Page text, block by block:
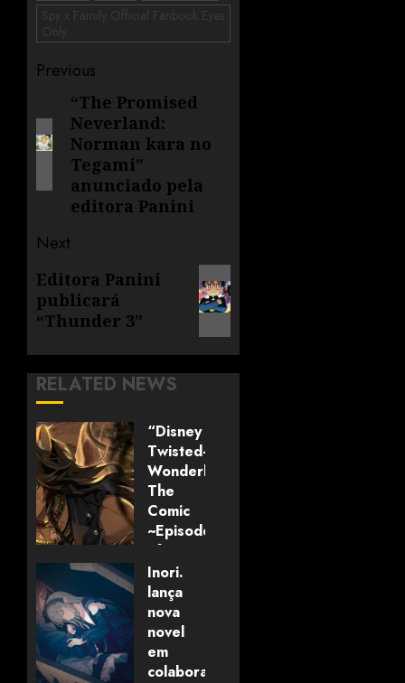
Spy x Family Official Fanbook Eyes
Only
Previous
“The Promised
Neverland:
Norman kara no
Tegami”
anunciado pela
editora Panini
Next
Editora Panini
publicará
“Thunder 3”
RELATED NEWS
“Disney
Twisted-
Wonderland:
The
Comic
~Episode
of
Savanaclaw~”
anunciado
pela
Universo
dos
Livros
Inori.
lança
nova
novel
em
colaboração